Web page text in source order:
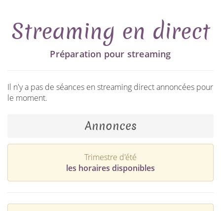
Streaming en direct
Préparation pour streaming
Il n'y a pas de séances en streaming direct annoncées pour
le moment.
Annonces
Trimestre d'été
les horaires disponibles